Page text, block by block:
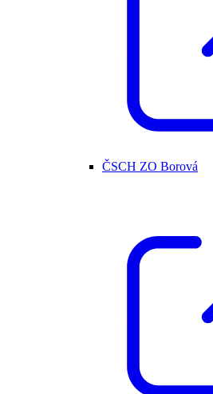
ČSCH ZO Borová